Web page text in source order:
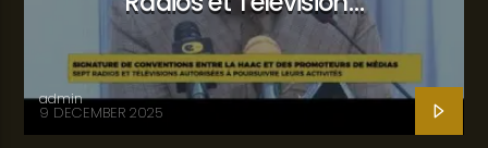
admin
9 DECEMBER 2025